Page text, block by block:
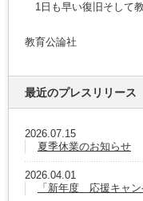
1日も早い復旧そして
教育公論社
最近のプレスリリース
2026.07.15
夏季休業のお知らせ
2026.04.01
「新年度 応援キャ